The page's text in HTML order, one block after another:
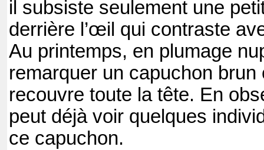
il subsiste seulement une
derrière l’œil qui contraste
Au printemps, en plumage
remarquer un capuchon brun
recouvre toute la tête. En
peut déjà voir quelques
ce capuchon.